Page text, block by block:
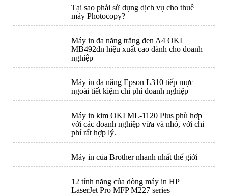
Tại sao phải sử dụng dịch vụ cho thuê
máy Photocopy?
Máy in đa năng trắng đen A4 OKI
MB492dn hiệu xuất cao dành cho doanh
nghiệp
Máy in đa năng Epson L310 tiếp mực
ngoài tiết kiệm chi phí doanh nghiệp
Máy in kim OKI ML-1120 Plus phù hơp
với các doanh nghiệp vừa và nhỏ, với chi
phí rất hợp lý.
Máy in của Brother nhanh nhất thế giới
12 tính năng của dòng máy in HP
LaserJet Pro MFP M227 series